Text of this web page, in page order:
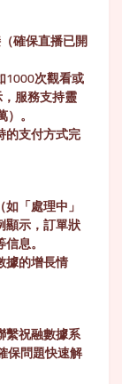
確保直播已開
1000次觀看或
服務支持靈
。
的支付方式完
「處理中」
顯示，訂單狀
息。
據的增長情
繫祝融數據系
保問題快速解